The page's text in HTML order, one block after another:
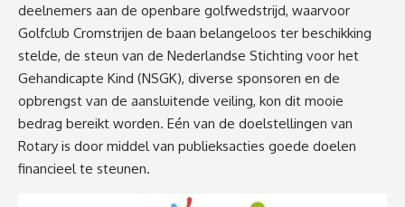
deelnemers aan de openbare golfwedstrijd, waarvoor
Golfclub Cromstrijen de baan belangeloos ter beschikking
stelde, de steun van de Nederlandse Stichting voor het
Gehandicapte Kind (NSGK), diverse sponsoren en de
opbrengst van de aansluitende veiling, kon dit mooie
bedrag bereikt worden. Eén van de doelstellingen van
Rotary is door middel van publieksacties goede doelen
financieel te steunen.